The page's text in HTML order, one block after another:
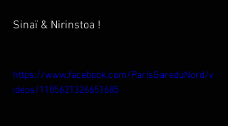
Sinaï & Nirinstoa !
https://www.facebook.com/ParisGareduNord/v
ideos/1105621326651685